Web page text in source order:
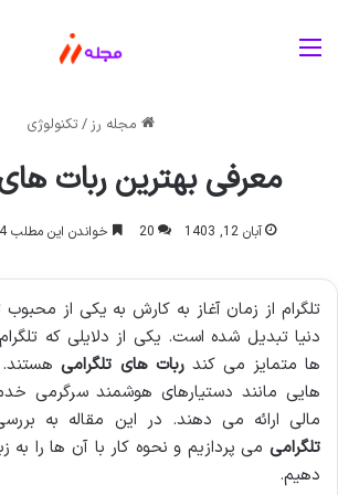
مجله رز/ تکنولوژی
معرفی بهترین ربات
آبان 12, 1403 20 خواندن این مطلب 4 دقیقه زمان میبرد
تلگرام از زمان آغاز به کارش به یکی از
دنیا تبدیل شده است. یکی از دلایلی که
ها متمایز می کندربات های تلگرامیهستند.
هایی مانند دستیارهای هوشمند سرگرمی
مالی ارائه می دهند. در این مقاله به
تلگرامی می پردازیم و نحوه کار با آن ها را
دهیم.